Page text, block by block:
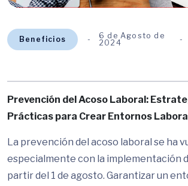
Beneficios
6 de Agosto de
2024
Prevención del Acoso Laboral:
Prácticas para Crear Entornos
La prevención del acoso laboral se ha
especialmente con la implementación
partir del 1 de agosto. Garantizar un